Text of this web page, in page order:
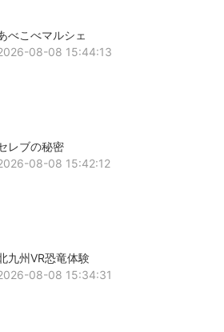
べこべマルシェ
08-08 15:44:13
レブの秘密
08-08 15:42:12
九州VR恐竜体験
08-08 15:34:31